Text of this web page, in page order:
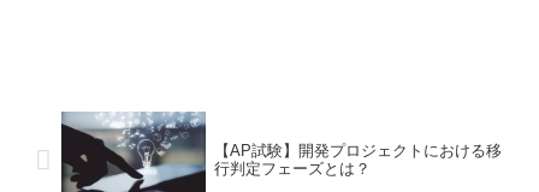
【AP試験】開発プロジェクトにおける移
行判定フェーズとは？